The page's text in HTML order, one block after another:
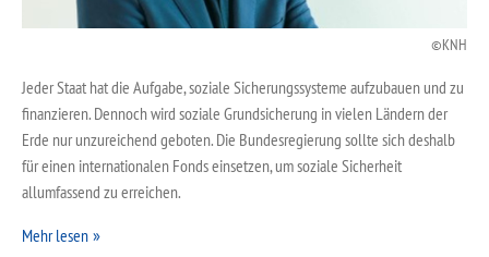
KNH
Jeder Staat hat die Aufgabe, soziale Sicherungssysteme aufzubauen und zu
finanzieren. Dennoch wird soziale Grundsicherung in vielen Ländern der
Erde nur unzureichend geboten. Die Bundesregierung sollte sich deshalb
für einen internationalen Fonds einsetzen, um soziale Sicherheit
allumfassend zu erreichen.
Mehr lesen